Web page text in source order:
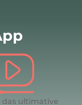
das ultimative